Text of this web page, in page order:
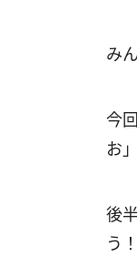
み
今
お
後
う！